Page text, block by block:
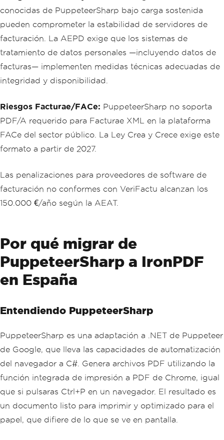
conocidas de PuppeteerSharp bajo carga sostenida
pueden comprometer la estabilidad de servidores de
facturación. La AEPD exige que los sistemas de
tratamiento de datos personales —incluyendo datos de
facturas— implementen medidas técnicas adecuadas de
integridad y disponibilidad.
Riesgos Facturae/FACe: PuppeteerSharp no soporta
PDF/A requerido para Facturae XML en la plataforma
FACe del sector público. La Ley Crea y Crece exige este
formato a partir de 2027.
Las penalizaciones para proveedores de software de
facturación no conformes con VeriFactu alcanzan los
150.000 €/año según la AEAT.
Por qué migrar de
PuppeteerSharp a IronPDF
en España
Entendiendo PuppeteerSharp
PuppeteerSharp es una adaptación a .NET de Puppeteer
de Google, que lleva las capacidades de automatización
del navegador a C#. Genera archivos PDF utilizando la
función integrada de impresión a PDF de Chrome, igual
que si pulsaras Ctrl+P en un navegador. El resultado es
un documento listo para imprimir y optimizado para el
papel, que difiere de lo que se ve en pantalla.